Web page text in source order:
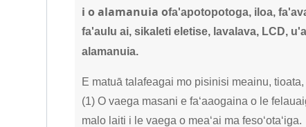
i o alamanuia ofa'apotopotoga, iloa,
fa'aulu ai, sikaleti eletise, lavalava, LCD,
alamanuia.
E matuā talafeagai mo pisinisi meainu,
(1) O vaega masani e faʻaaogaina o le
malo laiti i le vaega o meaʻai ma fesoʻotaʻiga.